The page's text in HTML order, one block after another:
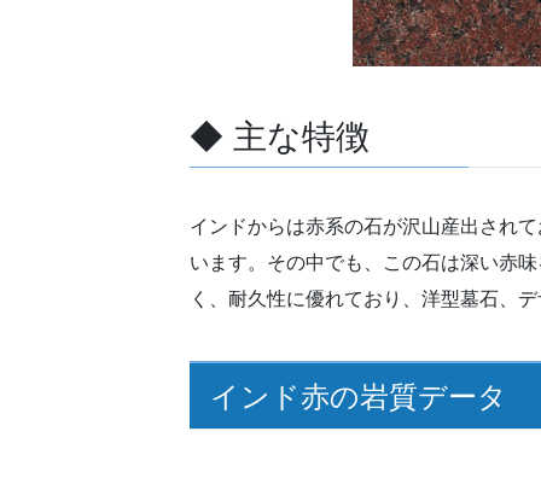
◆ 主な特徴
インドからは赤系の石が沢山産出され
います。その中でも、この石は深い赤
く、耐久性に優れており、洋型墓石、
インド赤の岩質データ